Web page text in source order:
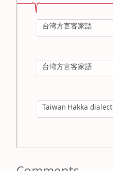
default
mandarin
english
台湾方言客家語
台湾方言客家語
Taiwan Hakka dialect